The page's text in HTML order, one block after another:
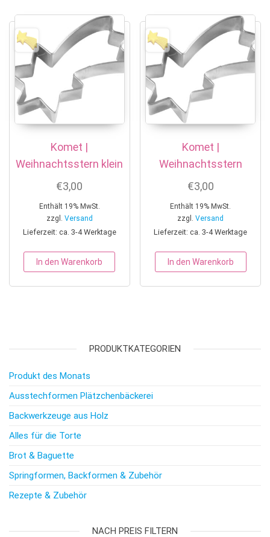
Komet |
Weihnachtsstern klein
€3,00
Enthält 19% MwSt.
zzgl. Versand
Lieferzeit: ca. 3-4 Werktage
In den Warenkorb
Komet |
Weihnachtsstern
€3,00
Enthält 19% MwSt.
zzgl.Versand
Lieferzeit: ca. 3-4 Werktage
In den Warenkorb
PRODUKTKATEGORIEN
Produkt des Monats
Ausstechformen Plätzchenbäckerei
Backwerkzeuge aus Holz
Alles für die Torte
Brot & Baguette
Springformen, Backformen & Zubehör
Rezepte & Zubehör
NACH PREIS FILTERN